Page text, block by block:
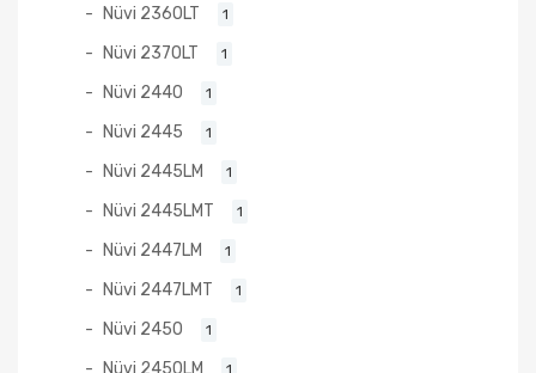
Nüvi 2360LT 1
Nüvi 2370LT 1
Nüvi 2440 1
Nüvi 2445 1
Nüvi 2445LM 1
Nüvi 2445LMT 1
Nüvi 2447LM 1
Nüvi 2447LMT 1
Nüvi 2450 1
Nüvi 2450LM 1